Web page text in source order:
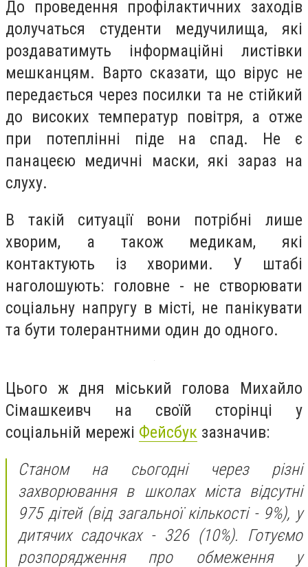
До проведення профілактичних заходів
долучаться студенти медучилища, які
роздаватимуть інформаційні листівки
мешканцям. Варто сказати, що вірус не
передається через посилки та не стійкий
до високих температур повітря, а отже
при потеплінні піде на спад. Не є
панацеєю медичні маски, які зараз на
слуху.
В такій ситуації вони потрібні лише
хворим, а також медикам, які
контактують із хворими. У штабі
наголошують: головне - не створювати
соціальну напругу в місті, не панікувати
та бути толерантними один до одного.
Цього ж дня міський голова Михайло
Сімашкеивч на своїй сторінці у
соціальній мережі Фейсбук зазначив:
Станом на сьогодні через різні
захворювання в школах міста відсутні
975 дітей (від загальної кількості - 9%), у
дитячих садочках - 326 (10%). Готуємо
розпорядження про обмеження у